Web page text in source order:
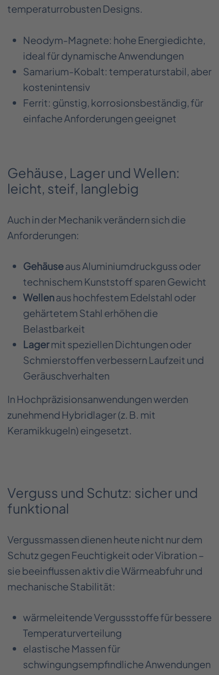
temperaturrobusten Designs.
Neodym-Magnete: hohe Energiedichte,
ideal für dynamische Anwendungen
Samarium-Kobalt: temperaturstabil, aber
kostenintensiv
Ferrit: günstig, korrosionsbeständig, für
einfache Anforderungen geeignet
Gehäuse, Lager und Wellen:
leicht, steif, langlebig
Auch in der Mechanik verändern sich die
Anforderungen:
Gehäuseaus Aluminiumdruckguss oder
technischem Kunststoff sparen Gewicht
Wellenaus hochfestem Edelstahl oder
gehärtetem Stahl erhöhen die
Belastbarkeit
Lagermit speziellen Dichtungen oder
Schmierstoffen verbessern Laufzeit und
Geräuschverhalten
In Hochpräzisionsanwendungen werden
zunehmend Hybridlager (z. B. mit
Keramikkugeln) eingesetzt.
Verguss und Schutz: sicher und
funktional
Vergussmassen dienen heute nicht nur dem
Schutz gegen Feuchtigkeit oder Vibration –
sie beeinflussen aktiv die Wärmeabfuhr und
mechanische Stabilität:
wärmeleitende Vergussstoffe für bessere
Temperaturverteilung
elastische Massen für
schwingungsempfindliche Anwendungen